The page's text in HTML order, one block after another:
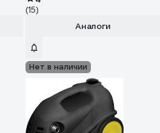
(15)
Аналоги
Нет в наличии